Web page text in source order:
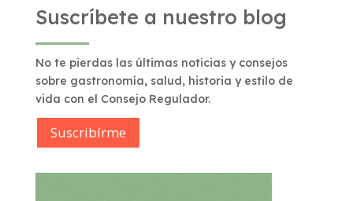
Suscríbete a nuestro blog
No te pierdas las últimas noticias y consejos
sobre gastronomía, salud, historia y estilo de
vida con el Consejo Regulador.
Suscribírme